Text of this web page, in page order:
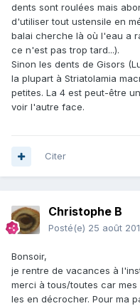
dents sont roulées mais
d'utiliser tout ustensile en
balai cherche là où l'eau a
ce n'est pas trop tard...).
Sinon les dents de Gisors
la plupart à Striatolamia
petites. La 4 est peut-être
voir l'autre face.
Citer
Christophe B
Posté(e) 25 août
Bonsoir,
je rentre de vacances à
merci à tous/toutes car
les en décrocher. Pour ma